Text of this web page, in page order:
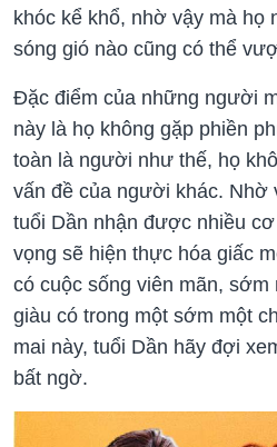
khóc kể khổ, nhờ vậy mà họ
sóng gió nào cũng có thể
Đặc điểm của những người
này là họ không gặp phiền
toàn là người như thế, họ
vấn đề của người khác. Nhờ
tuổi Dần nhận được nhiều
vọng sẽ hiện thực hóa giấc
có cuộc sống viên mãn,
giàu có trong một sớm một
mai này, tuổi Dần hãy đợi
bất ngờ.